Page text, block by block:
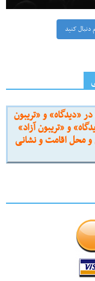
دنبال کنید
«دیدگاه» و «تریبون
و «تریبون آزاد»
محل اقامت و نشانی